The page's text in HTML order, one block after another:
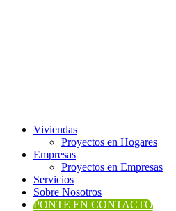
Viviendas
Proyectos en Hogares
Empresas
Proyectos en Empresas
Servicios
Sobre Nosotros
PONTE EN CONTACTO